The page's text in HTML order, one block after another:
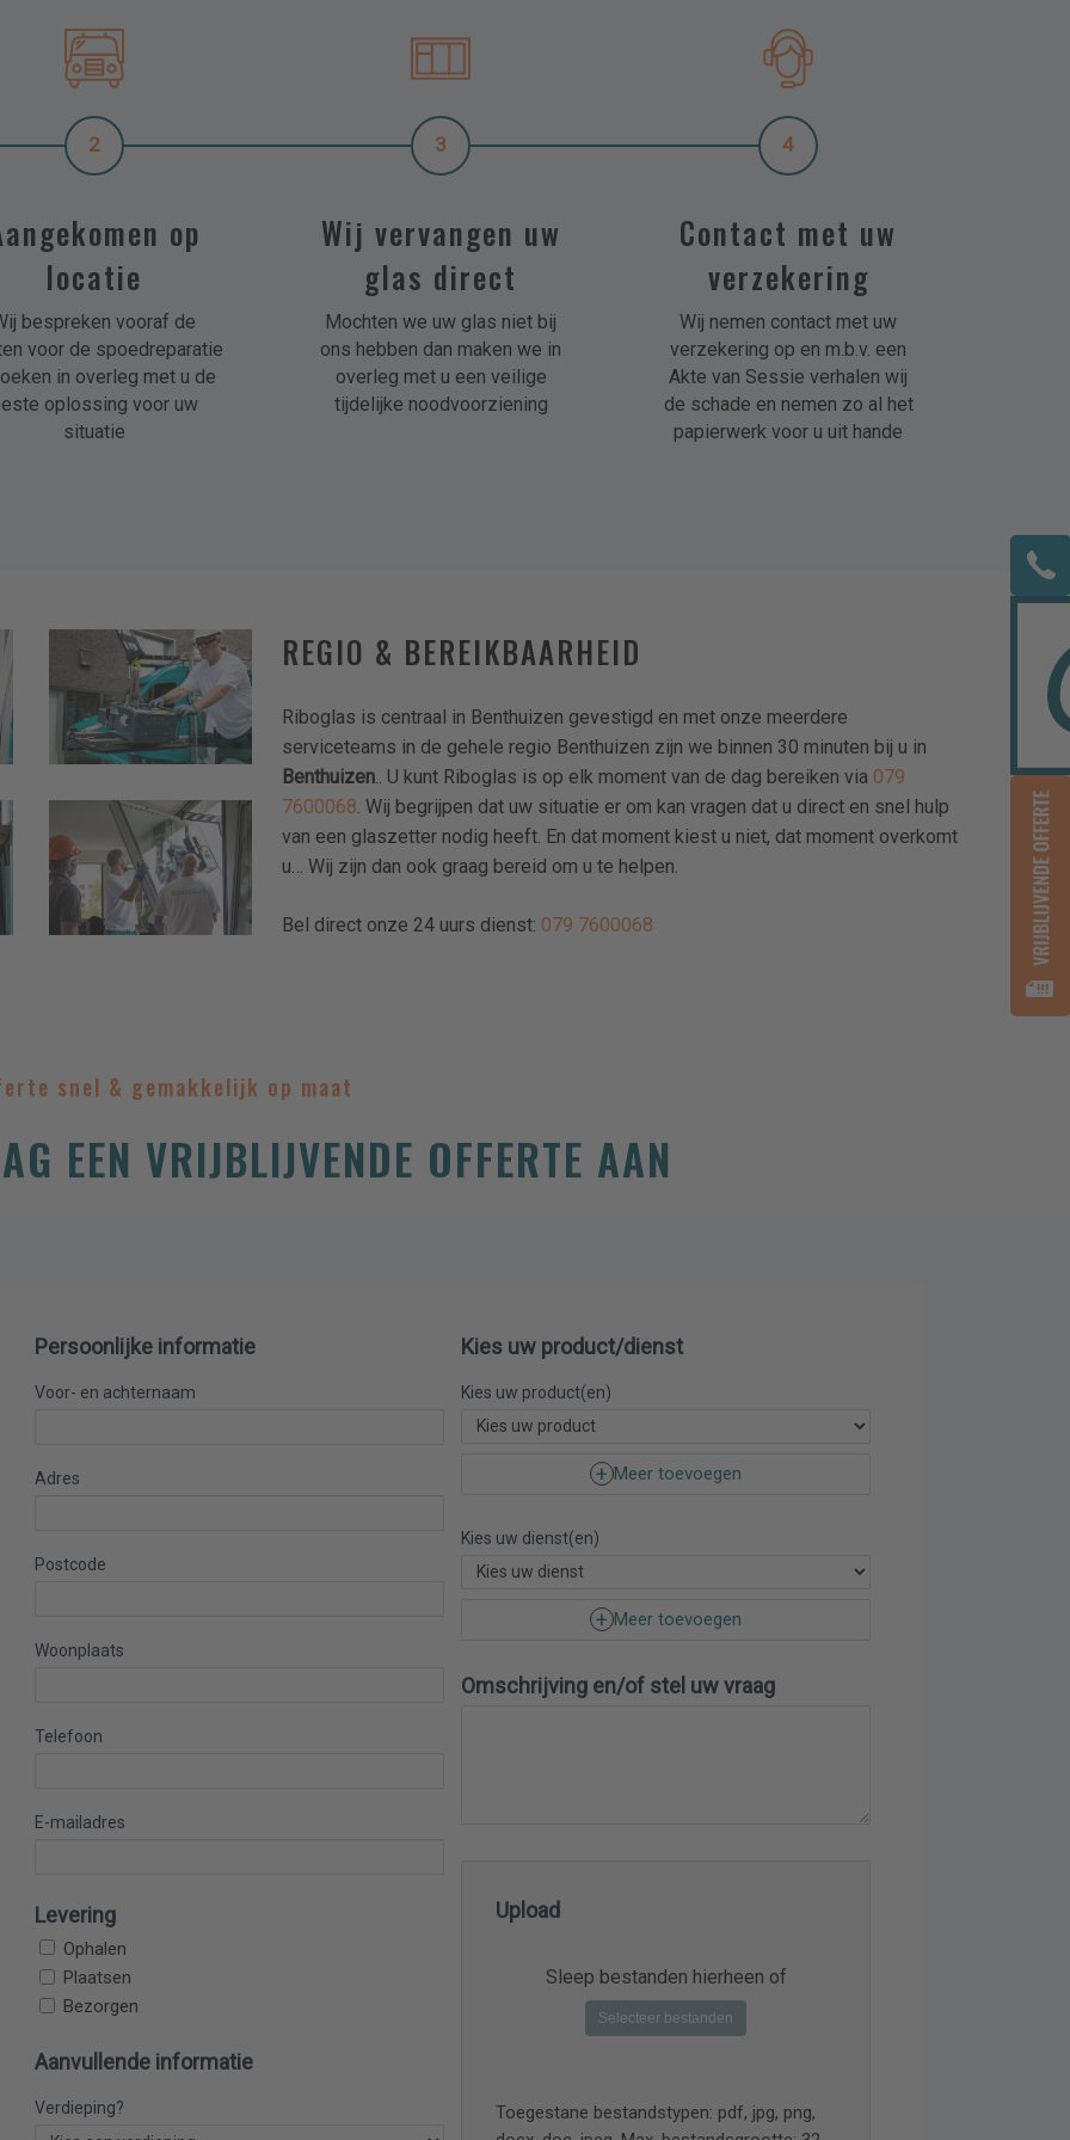
2
op
locatie
bespreken vooraf de
voor de spoedreparatie
in overleg met u de
oplossing voor uw
situatie
3
Wij vervangen uw
glas direct
Mochten we uw glas niet bij
ons hebben dan maken we in
overleg met u een veilige
tijdelijke noodvoorziening
4
Contact met uw
verzekering
Wij nemen contact met uw
verzekering op en m.b.v. een
Akte van Sessie verhalen wij
de schade en nemen zo al het
papierwerk voor u uit hande
riboglas-
delft-
den-
haag-
delfgauw-
zoetermeer-
schiedam-
voorburg-
westland-
riboglas-
delft-
den-
haag-
delfgauw-
4
REGIO & BEREIKBAARHEID
Riboglas is centraal in Benthuizen gevestigd en met onze meerdere
serviceteams in de gehele regio Benthuizen zijn we binnen 30 minuten bij u in
Benthuizen.. U kunt Riboglas is op elk moment van de dag bereiken via 079
7600068 . Wij begrijpen dat uw situatie er om kan vragen dat u direct en snel hulp
van een glaszetter nodig heeft. En dat moment kiest u niet, dat moment overkomt
u… Wij zijn dan ook graag bereid om u te helpen.
Bel direct onze 24 uurs dienst: 079 7600068
snel & gemakkelijk op maat
EEN VRIJBLIJVENDE OFFERTE AAN
Persoonlijke informatie
Voor- en achternaam
Adres
Postcode
Woonplaats
Telefoon
E-mailadres
Levering
Ophalen
Plaatsen
Bezorgen
Aanvullende informatie
Verdieping?
Kies uw product/dienst
Kies uw product(en)
Meer toevoegen
Kies uw dienst(en)
Meer toevoegen
Omschrijving en/of stel uw vraag
Upload
Sleep bestanden hierheen of
Selecteer bestanden
Toegestane bestandstypen: pdf, jpg, png,